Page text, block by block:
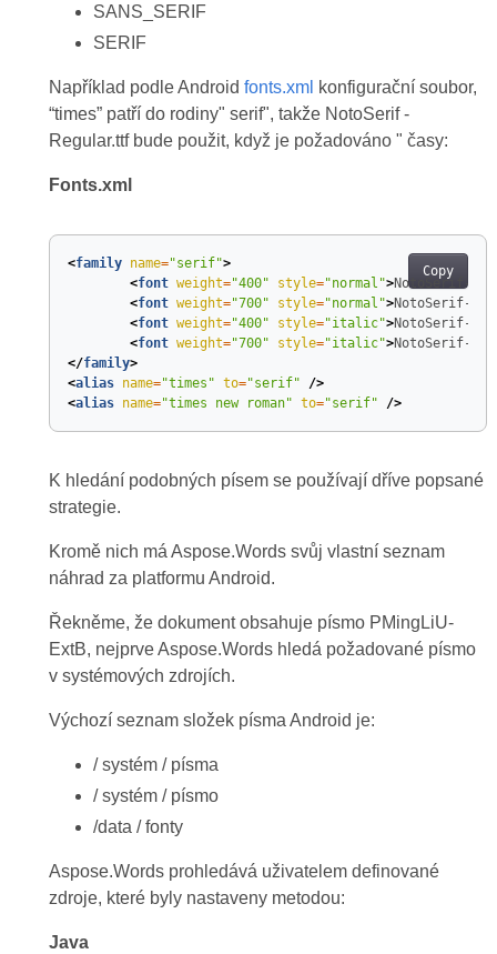
SANS_SERIF
SERIF
Například podle Android fonts.xml konfigurační soubor,
“times” patří do rodiny" serif", takže NotoSerif -
Regular.ttf bude použit, když je požadováno " časy:
Fonts.xml
Copy
<family name="serif">
<font weight="400" style="normal">NotoSerif-
<font weight="700" style="normal">NotoSerif-
<font weight="400" style="italic">NotoSerif-
<font weight="700" style="italic">NotoSerif-
</family>
<alias name="times" to="serif"
/>
<alias name="times new roman" to="serif" />
K hledání podobných písem se používají dříve popsané
strategie.
Kromě nich má Aspose.Words svůj vlastní seznam
náhrad za platformu Android.
Řekněme, že dokument obsahuje písmo PMingLiU-
ExtB, nejprve Aspose.Words hledá požadované písmo
v systémových zdrojích.
Výchozí seznam složek písma Android je:
/ systém / písma
/ systém / písmo
/data / fonty
Aspose.Words prohledává uživatelem definované
zdroje, které byly nastaveny metodou:
Java